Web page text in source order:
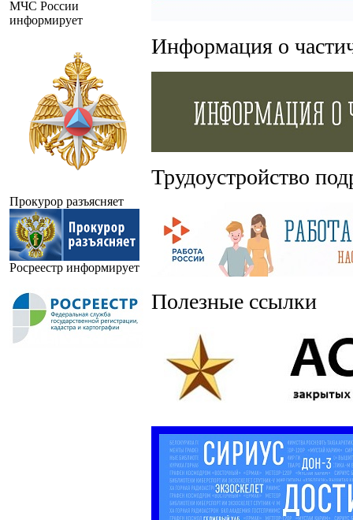
МЧС России
информирует
Прокурор разъясняет
Росреестр информирует
Информация о
Трудоустройство
Полезные ссылки